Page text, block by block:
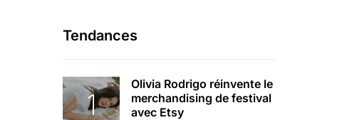
Tendances
Olivia Rodrigo réinvente le
merchandising de festival
avec Etsy